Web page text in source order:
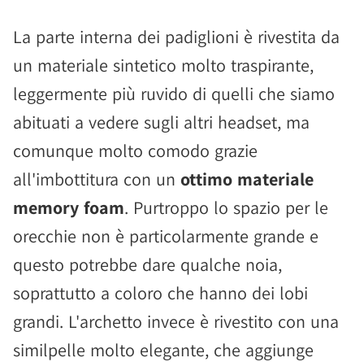
La parte interna dei padiglioni è rivestita da
un materiale sintetico molto traspirante,
leggermente più ruvido di quelli che siamo
abituati a vedere sugli altri headset, ma
comunque molto comodo grazie
all'imbottitura con un ottimo materiale
memory foam. Purtroppo lo spazio per le
orecchie non è particolarmente grande e
questo potrebbe dare qualche noia,
soprattutto a coloro che hanno dei lobi
grandi. L'archetto invece è rivestito con una
similpelle molto elegante, che aggiunge